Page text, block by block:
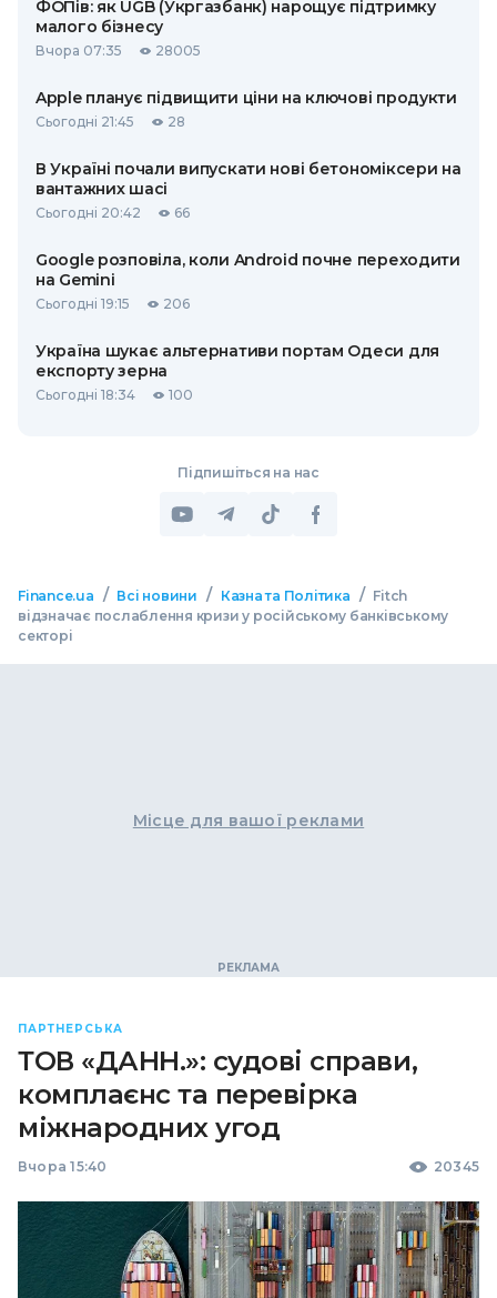
ФОПів: як UGB (Укргазбанк) нарощує підтримку
малого бізнесу
Вчора 07:35 28005
Apple планує підвищити ціни на ключові продукти
Сьогодні 21:45 28
В Україні почали випускати нові бетономіксери на
вантажних шасі
Сьогодні 20:42 66
Google розповіла, коли Android почне переходити
на Gemini
Сьогодні 19:15 206
Україна шукає альтернативи портам Одеси для
експорту зерна
Сьогодні 18:34 100
Підпишіться на нас
Finance.ua / Всі новини / Казна та Політика / Fitch
відзначає послаблення кризи у російському банківському
секторі
Місце для вашої реклами
ПАРТНЕРСЬКА
ТОВ «ДАНН.»: судові справи,
комплаєнс та перевірка
міжнародних угод
Вчора 15:40 20345